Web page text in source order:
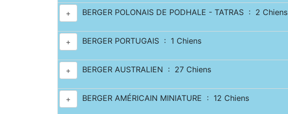
+ BERGER POLONAIS DE PODHALE - TATRAS : 2 Chiens
+ BERGER PORTUGAIS : 1 Chiens
+ BERGER AUSTRALIEN : 27 Chiens
+ BERGER AMÉRICAIN MINIATURE : 12 Chiens